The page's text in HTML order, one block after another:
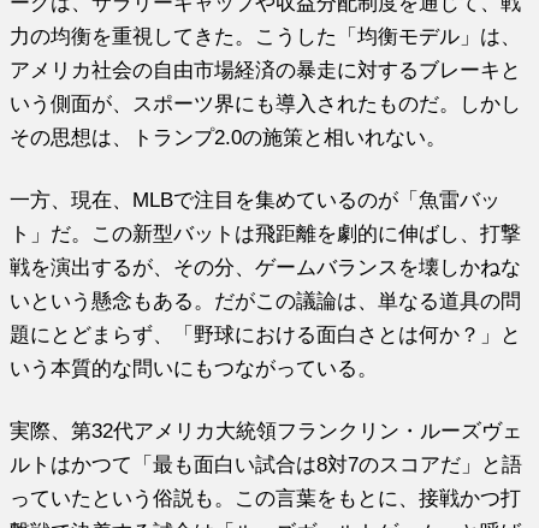
力の均衡を重視してきた。こうした「均衡モデル」は、
アメリカ社会の自由市場経済の暴走に対するブレーキと
いう側面が、スポーツ界にも導入されたものだ。しかし
その思想は、トランプ2.0の施策と相いれない。
一方、現在、MLBで注目を集めているのが「魚雷バッ
ト」だ。この新型バットは飛距離を劇的に伸ばし、打撃
戦を演出するが、その分、ゲームバランスを壊しかねな
いという懸念もある。だがこの議論は、単なる道具の問
題にとどまらず、「野球における面白さとは何か？」と
いう本質的な問いにもつながっている。
実際、第32代アメリカ大統領フランクリン・ルーズヴェ
ルトはかつて「最も面白い試合は8対7のスコアだ」と語
っていたという俗説も。この言葉をもとに、接戦かつ打